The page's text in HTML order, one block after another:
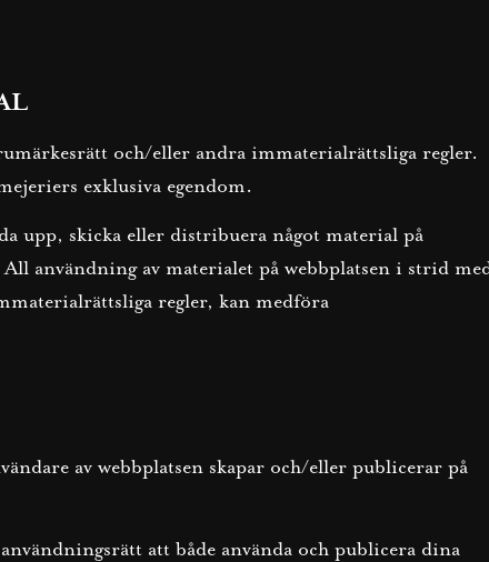
och/eller andra immaterialrättsliga regler.
exklusiva egendom.
upp, skicka eller distribuera något material på
användning av materialet på webbplatsen i strid
regler, kan medföra
av webbplatsen skapar och/eller publicerar på
att både använda och publicera dina